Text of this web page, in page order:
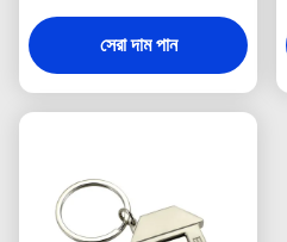
সেরা দাম পান